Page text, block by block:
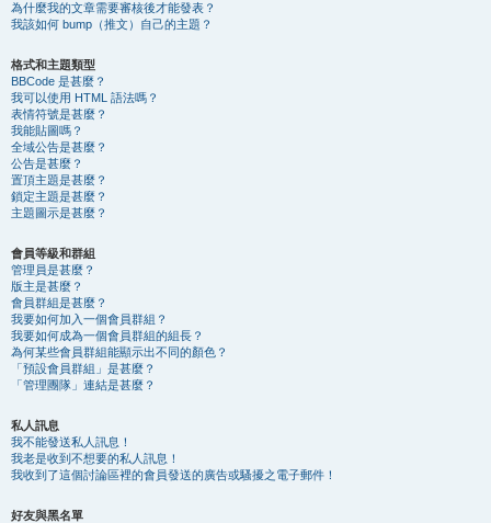
為什麼我的文章需要審核後才能發表？
我該如何 bump（推文）自己的主題？
格式和主題類型
BBCode 是甚麼？
我可以使用 HTML 語法嗎？
表情符號是甚麼？
我能貼圖嗎？
全域公告是甚麼？
公告是甚麼？
置頂主題是甚麼？
鎖定主題是甚麼？
主題圖示是甚麼？
會員等級和群組
管理員是甚麼？
版主是甚麼？
會員群組是甚麼？
我要如何加入一個會員群組？
我要如何成為一個會員群組的組長？
為何某些會員群組能顯示出不同的顏色？
「預設會員群組」是甚麼？
「管理團隊」連結是甚麼？
私人訊息
我不能發送私人訊息！
我老是收到不想要的私人訊息！
我收到了這個討論區裡的會員發送的廣告或騷擾之電子郵件！
好友與黑名單